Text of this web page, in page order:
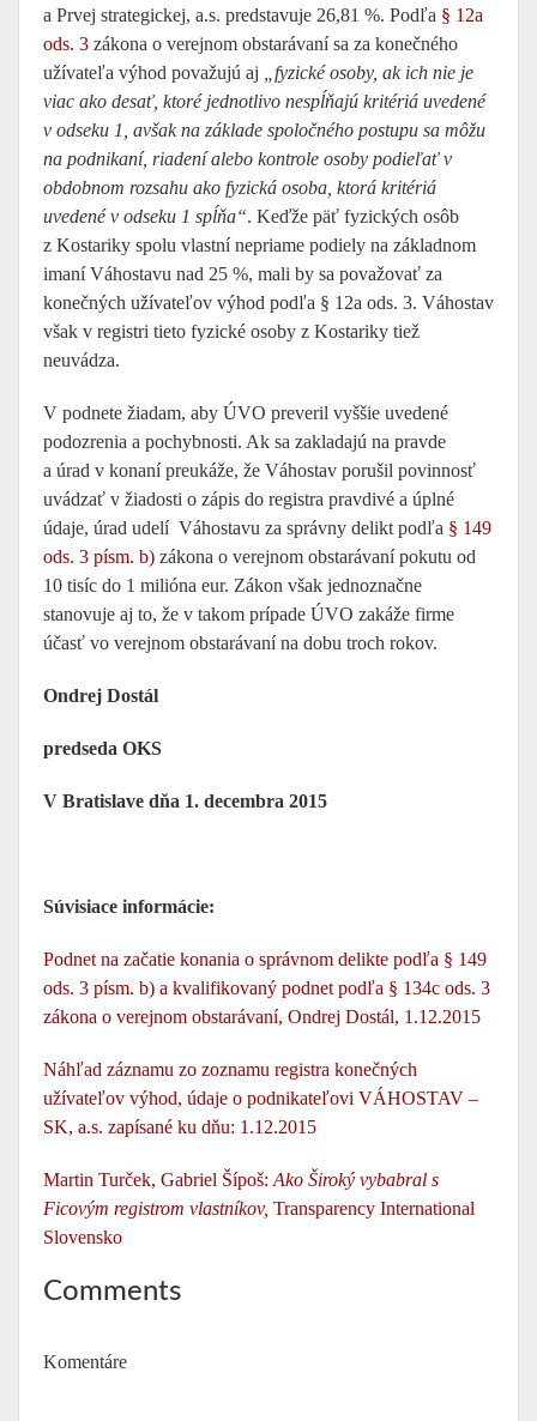
a Prvej strategickej, a.s. predstavuje 26,81 %. Podľa § 12a
ods. 3 zákona o verejnom obstarávaní sa za konečného
užívateľa výhod považujú aj
„fyzické osoby, ak ich nie je
viac ako desať, ktoré jednotlivo nespĺňajú kritériá uvedené
v odseku 1, avšak na základe spoločného postupu sa môžu
na podnikaní, riadení alebo kontrole osoby podieľať v
obdobnom rozsahu ako fyzická osoba, ktorá kritériá
uvedené v odseku 1 spĺňa“. Keďže päť fyzických osôb
z Kostariky spolu vlastní nepriame podiely na základnom
imaní Váhostavu nad 25 %, mali by sa považovať za
konečných užívateľov výhod podľa § 12a ods. 3. Váhostav
však v registri tieto fyzické osoby z Kostariky tiež
neuvádza.
V podnete žiadam, aby ÚVO preveril vyššie uvedené
podozrenia a pochybnosti. Ak sa zakladajú na pravde
a úrad v konaní preukáže, že Váhostav porušil povinnosť
uvádzať v žiadosti o zápis do registra pravdivé a úplné
údaje, úrad udelí Váhostavu za správny delikt podľa § 149
ods. 3 písm. b) zákona o verejnom obstarávaní pokutu od
10 tisíc do 1 milióna eur. Zákon však jednoznačne
stanovuje aj to, že v takom prípade ÚVO zakáže firme
účasť vo verejnom obstarávaní na dobu troch rokov.
Ondrej Dostál
predseda OKS
V Bratislave dňa 1. decembra 2015
Súvisiace informácie:
Podnet na začatie konania o správnom delikte podľa § 149
ods. 3 písm. b) a kvalifikovaný podnet podľa § 134c ods. 3
zákona o verejnom obstarávaní, Ondrej Dostál, 1.12.2015
Náhľad záznamu zo zoznamu registra konečných
užívateľov výhod, údaje o podnikateľovi VÁHOSTAV –
SK, a.s. zapísané ku dňu: 1.12.2015
Martin Turček, Gabriel Šípoš: Ako Široký vybabral s
Ficovým registrom vlastníkov, Transparency International
Slovensko
Comments
Komentáre